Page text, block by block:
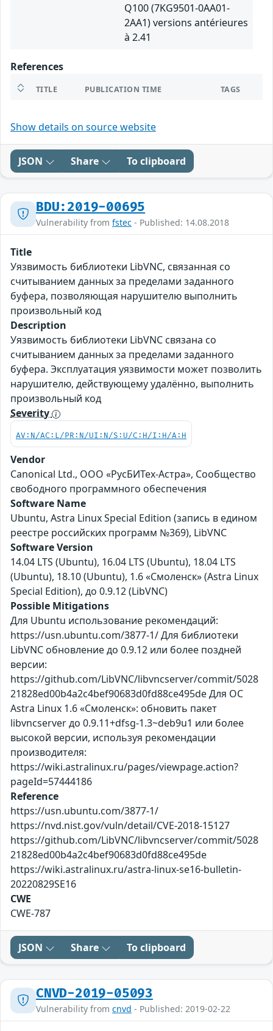
Q100 (7KG9501-0AA01-
2AA1) versions antérieures
à 2.41
References
TITLE PUBLICATION TIME TAGS
Show details on source website
JSON Share To clipboard
BDU:2019-00695
Vulnerability from fstec - Published: 14.08.2018
Title
Уязвимость библиотеки LibVNC, связанная со
считыванием данных за пределами заданного
буфера, позволяющая нарушителю выполнить
произвольный код
Description
Уязвимость библиотеки LibVNC связана со
считыванием данных за пределами заданного
буфера. Эксплуатация уязвимости может позволить
нарушителю, действующему удалённо, выполнить
произвольный код
Severity
AV:N/AC:L/PR:N/UI:N/S:U/C:H/I:H/A:H
Vendor
Canonical Ltd., ООО «РусБИТех-Астра», Сообщество
свободного программного обеспечения
Software Name
Ubuntu, Astra Linux Special Edition (запись в едином
реестре российских программ №369), LibVNC
Software Version
14.04 LTS (Ubuntu), 16.04 LTS (Ubuntu), 18.04 LTS
(Ubuntu), 18.10 (Ubuntu), 1.6 «Смоленск» (Astra Linux
Special Edition), до 0.9.12 (LibVNC)
Possible Mitigations
Для Ubuntu использование рекомендаций:
https://usn.ubuntu.com/3877-1/ Для библиотеки
LibVNC обновление до 0.9.12 или более поздней
версии:
https://github.com/LibVNC/libvncserver/commit/5028
21828ed00b4a2c4bef90683d0fd88ce495de Для ОС
Astra Linux 1.6 «Смоленск»: обновить пакет
libvncserver до 0.9.11+dfsg-1.3~deb9u1 или более
высокой версии, используя рекомендации
производителя:
https://wiki.astralinux.ru/pages/viewpage.action?
pageId=57444186
Reference
https://usn.ubuntu.com/3877-1/
https://nvd.nist.gov/vuln/detail/CVE-2018-15127
https://github.com/LibVNC/libvncserver/commit/5028
21828ed00b4a2c4bef90683d0fd88ce495de
https://wiki.astralinux.ru/astra-linux-se16-bulletin-
20220829SE16
CWE
CWE-787
JSON Share To clipboard
CNVD-2019-05093
Vulnerability from cnvd - Published: 2019-02-22